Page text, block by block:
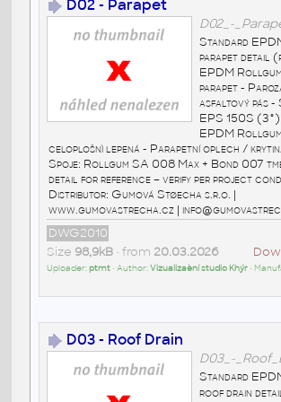
D02 - Parapet
D02_-
Standard
parapet detail
EPDM
parapet -
asfaltový pás -
EPS 150S
EPDM
celoplošnì lepená - Parapetní oplech /
Spoje: Rollgum SA 008 Max + Bond 007
detail for reference – verify per project
Distributor: Gumová Støecha s.r.o. |
www.gumovastrecha.cz |
DWG2010
Size 98,9kB• from 20.03.2026
Uploader:ptmt• Author:Vizualizaèní studio Khýr•
D03 - Roof Drain
D03_-
Standard
roof drain